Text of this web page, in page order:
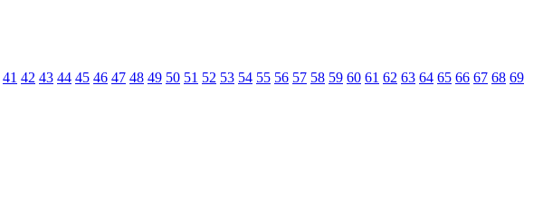
41 42 43 44 45 46 47 48 49 50 51 52 53 54 55 56 57 58 59 60 61 62 63 64 65 66 67 68 69